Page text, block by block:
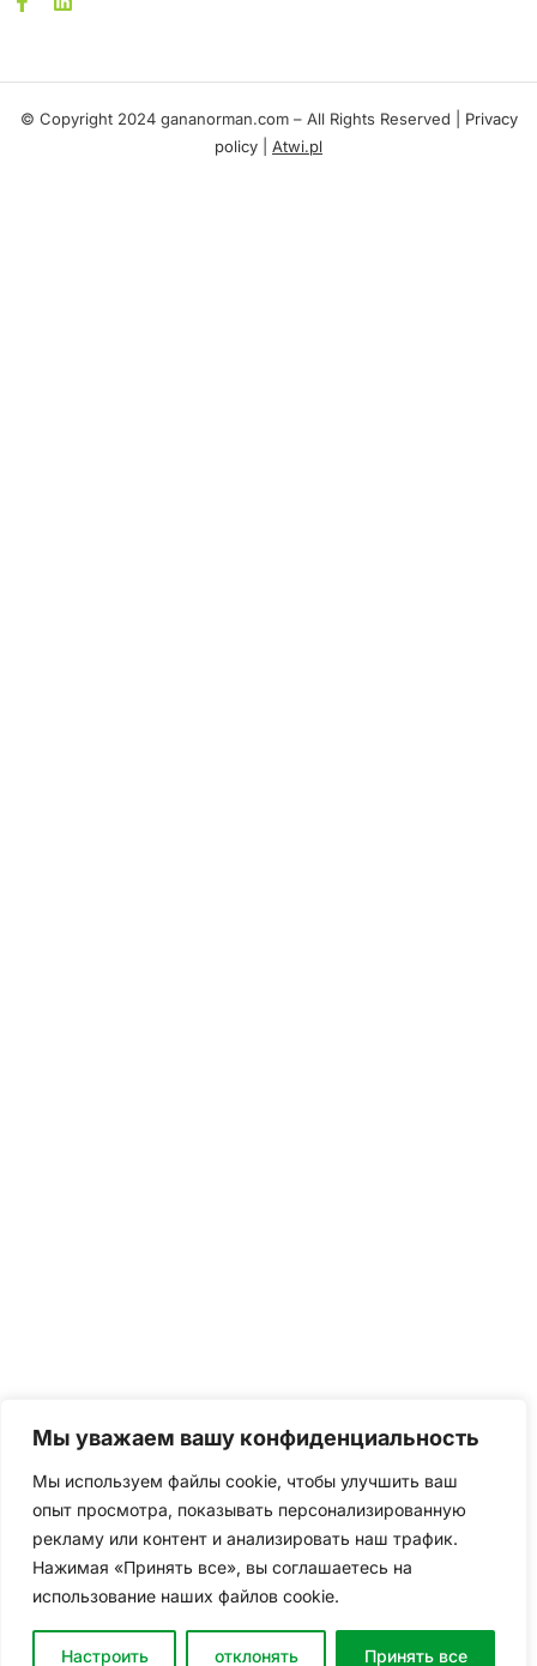
Мы уважаем вашу конфиденциальность
Мы используем файлы cookie, чтобы улучшить ваш
опыт просмотра, показывать персонализированную
рекламу или контент и анализировать наш трафик.
Нажимая «Принять все», вы соглашаетесь на
использование наших файлов cookie.
Настроить отклонять Принять все
© Copyright 2024 gananorman.com – All Rights Reserved | Privacy
policy
Atwi.pl